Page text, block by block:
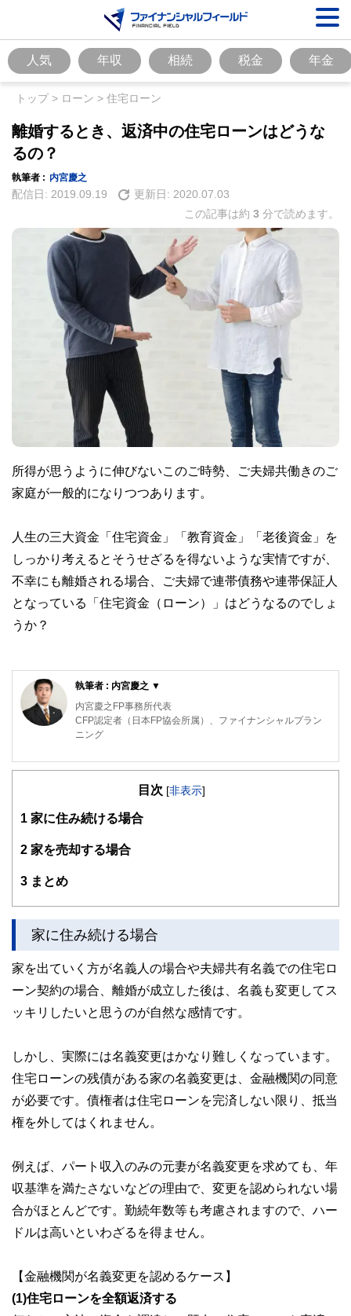
人気 年収 相続 税金 年金
トップ> ローン > 住宅ローン
離婚するとき、返済中の住宅ローンはどうな
るの？
執筆者 : 内宮慶之
配信日: 2019.09.19 更新日: 2020.07.03
この記事は約 3 分で読めます。
所得が思うように伸びないこのご時勢、ご夫婦共働きのご
家庭が一般的になりつつあります。
人生の三大資金「住宅資金」「教育資金」「老後資金」を
しっかり考えるとそうせざるを得ないような実情ですが、
不幸にも離婚される場合、ご夫婦で連帯債務や連帯保証人
となっている「住宅資金（ローン）」はどうなるのでしょ
うか？
執筆者 : 内宮慶之 ▼
内宮慶之FP事務所代表
CFP認定者（日本FP協会所属）、ファイナンシャルプラン
ニング
CFP認定者（日本FP協会所属）、ファイナンシャルプラン
会計事務所では、税務会計コンサルティングの他、資産税や
執筆、非常勤講師などの業務を中心に活動している。高等学
校での講演も多く金融経済教育にも尽力している。
目次 [非表示]
1 家に住み続ける場合
2 家を売却する場合
3 まとめ
家に住み続ける場合
家を出ていく方が名義人の場合や夫婦共有名義での住宅ロ
ーン契約の場合、離婚が成立した後は、名義も変更してス
ッキリしたいと思うのが自然な感情です。
しかし、実際には名義変更はかなり難しくなっています。
住宅ローンの残債がある家の名義変更は、金融機関の同意
が必要です。債権者は住宅ローンを完済しない限り、抵当
権を外してはくれません。
例えば、パート収入のみの元妻が名義変更を求めても、年
収基準を満たさないなどの理由で、変更を認められない場
合がほとんどです。勤続年数等も考慮されますので、ハー
ドルは高いといわざるを得ません。
【金融機関が名義変更を認めるケース】
(1)住宅ローンを全額返済する